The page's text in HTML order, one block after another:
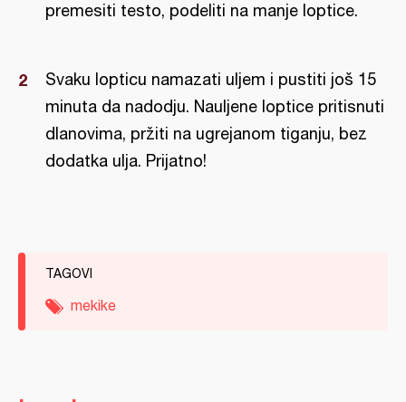
premesiti testo, podeliti na manje loptice.
Svaku lopticu namazati uljem i pustiti još 15
minuta da nadodju. Nauljene loptice pritisnuti
dlanovima, pržiti na ugrejanom tiganju, bez
dodatka ulja. Prijatno!
TAGOVI
mekike